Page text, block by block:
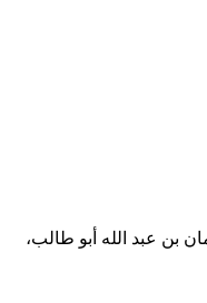
بن عبد الله أبو طالب،